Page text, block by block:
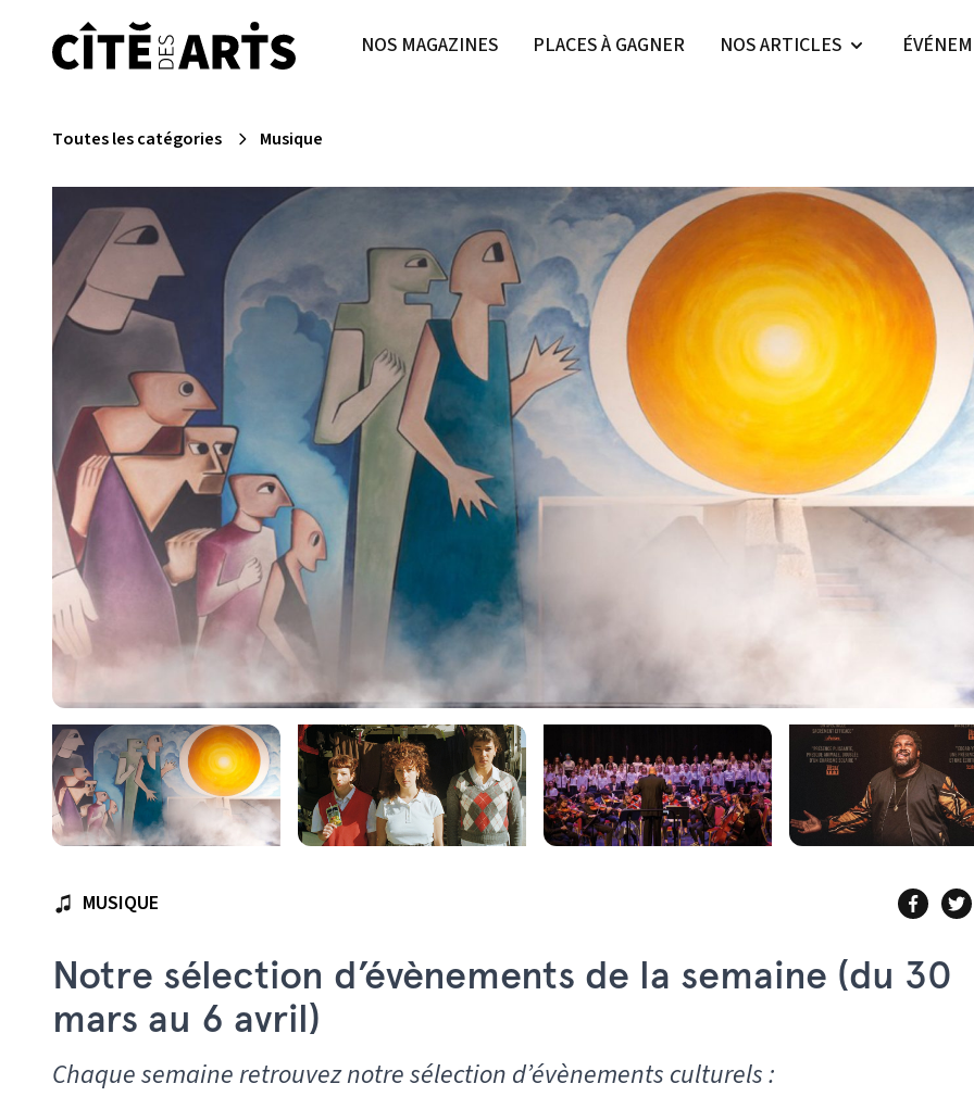
NOS MAGAZINES PLACES À GAGNER NOS ARTICLES
Toutes les catégories Musique
MUSIQUE
Notre sélection d’évènements de la semaine (du 30
mars au 6 avril)
Chaque semaine retrouvez notre sélection d’évènements culturels :